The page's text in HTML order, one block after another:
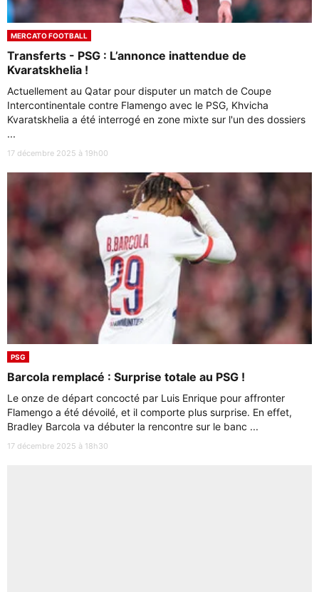
MERCATO FOOTBALL
Transferts - PSG : L’annonce inattendue de
Kvaratskhelia !
Actuellement au Qatar pour disputer un match de Coupe
Intercontinentale contre Flamengo avec le PSG, Khvicha
Kvaratskhelia a été interrogé en zone mixte sur l'un des dossiers
...
17 décembre 2025 à 19h00
PSG
Barcola remplacé : Surprise totale au PSG !
Le onze de départ concocté par Luis Enrique pour affronter
Flamengo a été dévoilé, et il comporte plus surprise. En effet,
Bradley Barcola va débuter la rencontre sur le banc ...
17 décembre 2025 à 18h30